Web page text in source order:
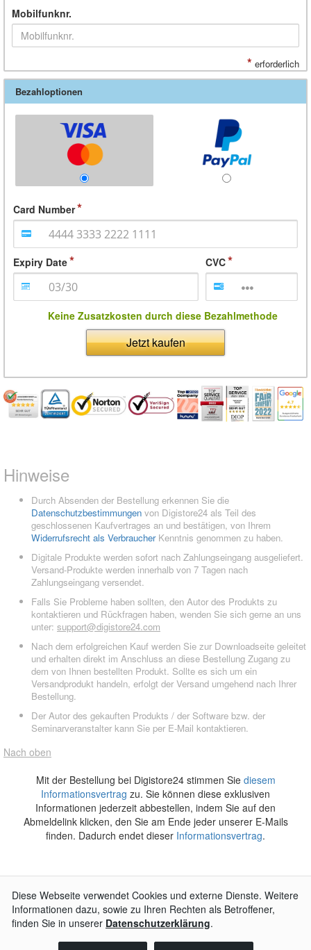
Mobilfunknr.
* erforderlich
Bezahloptionen
Card Number
Expiry Date CVC
Keine Zusatzkosten durch diese Bezahlmethode
Jetzt kaufen
Hinweise
Durch Absenden der Bestellung erkennen Sie die
Datenschutzbestimmungen von Digistore24 als Teil des
geschlossenen Kaufvertrages an und bestätigen, von Ihrem
Widerrufsrecht als VerbraucherKenntnis genommen zu haben.
Digitale Produkte werden sofort nach Zahlungseingang ausgeliefert.
Versand-Produkte werden innerhalb von 7 Tagen nach
Zahlungseingang versendet.
Falls Sie Probleme haben sollten, den Autor des Produkts zu
kontaktieren und Rückfragen haben, wenden Sie sich gerne an uns
unter: support@digistore24.com
Nach dem erfolgreichen Kauf werden Sie zur Downloadseite geleitet
und erhalten direkt im Anschluss an diese Bestellung Zugang zu
dem von Ihnen bestellten Produkt. Sollte es sich um ein
Versandprodukt handeln, erfolgt der Versand umgehend nach Ihrer
Bestellung.
Der Autor des gekauften Produkts / der Software bzw. der
Seminarveranstalter kann Sie per E-Mail kontaktieren.
Nach oben
Mit der Bestellung bei Digistore24 stimmen Sie diesem
Informationsvertrag zu. Sie können diese exklusiven
Informationen jederzeit abbestellen, indem Sie auf den
Abmeldelink klicken, den Sie am Ende jeder unserer E-Mails
finden. Dadurch endet dieser Informationsvertrag.
AGB Impressum Widerrufsbelehrung
Datenschutzerklärung
Kontakt
© 2026Digistore24 GmbH, alle Rechte vorbehalten